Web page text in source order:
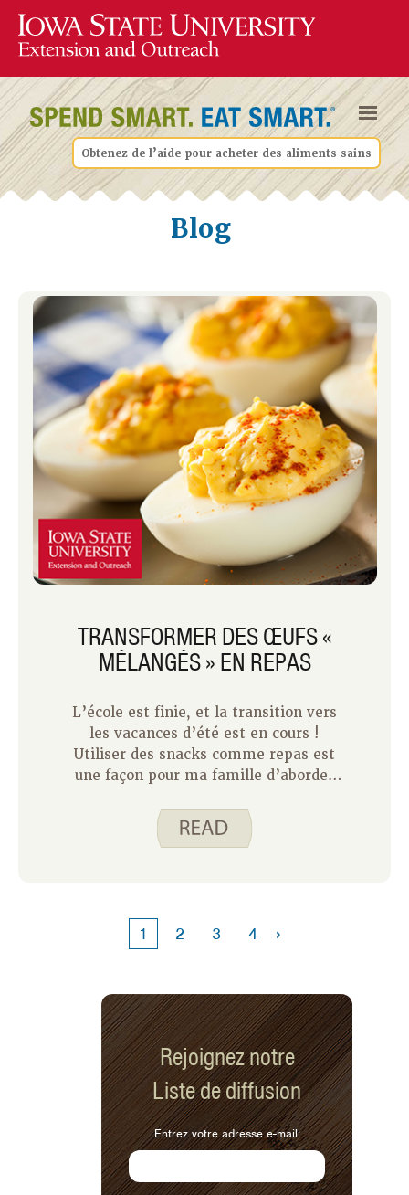
Obtenez de l’aide pour acheter des aliments sains
Blog
TRANSFORMER DES ŒUFS «
MÉLANGÉS » EN REPAS
L’école est finie, et la transition vers
les vacances d’été est en cours !
Utiliser des snacks comme repas est
une façon pour ma famille d’aborder
dernières semaines, notre équipe
partage ses snacks préférés qui
est une victoire !
1 2 3 4 ›
Rejoignez notre
Liste de diffusion
Entrez votre adresse e-mail: